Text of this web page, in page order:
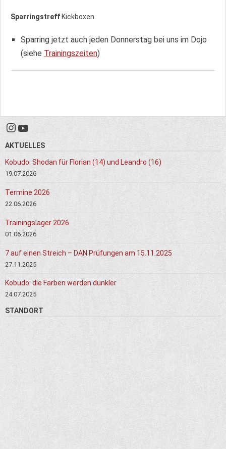
Sparringstreff Kickboxen
Sparring jetzt auch jeden Donnerstag bei uns im Dojo
(siehe Trainingszeiten)
Instagram
YouTube
AKTUELLES
Kobudo: Shodan für Florian (14) und Leandro (16)
19.07.2026
Termine 2026
22.06.2026
Trainingslager 2026
01.06.2026
7 auf einen Streich – DAN Prüfungen am 15.11.2025
27.11.2025
Kobudo: die Farben werden dunkler
24.07.2025
STANDORT